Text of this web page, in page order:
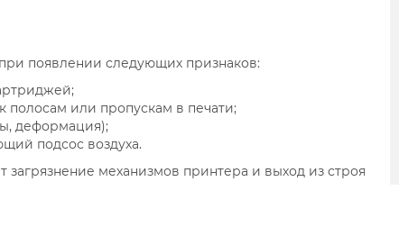
появлении следующих признаков:
полосам или пропускам в печати;
деформация);
подсос воздуха.
механизмов принтера и выход из строя